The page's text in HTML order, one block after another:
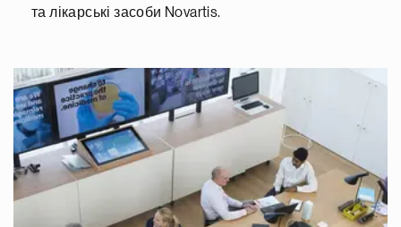
та лікарські засоби Novartis.